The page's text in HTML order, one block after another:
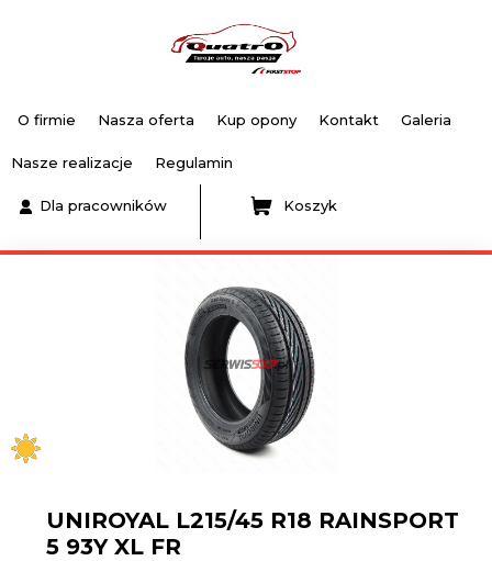
O firmie Nasza oferta Kup opony Kontakt Galeria
Nasze realizacje Regulamin
Dla pracowników Koszyk
UNIROYAL L215/45 R18 RAINSPORT
5 93Y XL FR